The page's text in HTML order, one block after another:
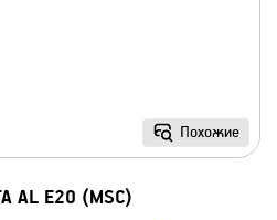
Похожие
AL E20 (MSC)